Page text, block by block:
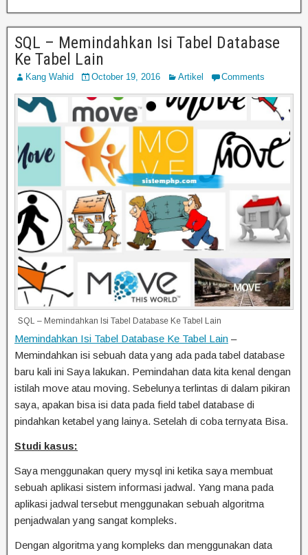
SQL – Memindahkan Isi Tabel Database
Ke Tabel Lain
Kang Wahid October 19, 2016 Artikel Comments
SQL – Memindahkan Isi Tabel Database Ke Tabel Lain
Memindahkan Isi Tabel Database Ke Tabel Lain –
Memindahkan isi sebuah data yang ada pada tabel database
baru kali ini Saya lakukan. Pemindahan data kita kenal dengan
istilah move atau moving. Sebelunya terlintas di dalam pikiran
saya, apakan bisa isi data pada field tabel database di
pindahkan ketabel yang lainya. Setelah di coba ternyata Bisa.
Studi kasus:
Saya menggunakan query mysql ini ketika saya membuat
sebuah aplikasi sistem informasi jadwal. Yang mana pada
aplikasi jadwal tersebut menggunakan sebuah algoritma
penjadwalan yang sangat kompleks.
Dengan algoritma yang kompleks dan menggunakan data